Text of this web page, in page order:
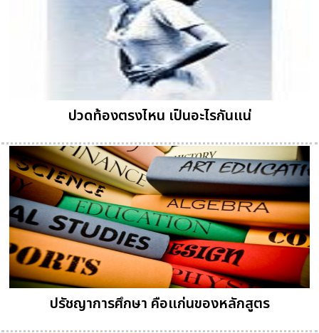
ปวดท้องตรงไหน เป็นอะไรกันแน่
ปรัชญาการศึกษา คือแก่นของหลักสูตร